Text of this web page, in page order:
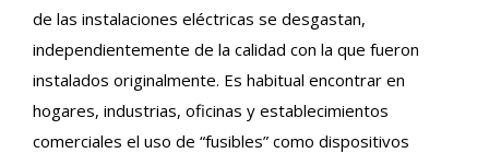
de las instalaciones eléctricas se desgastan,
independientemente de la calidad con la que fueron
instalados originalmente. Es habitual encontrar en
hogares, industrias, oficinas y establecimientos
comerciales el uso de “fusibles” como dispositivos